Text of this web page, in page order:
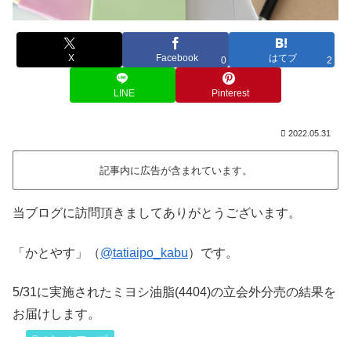
X Facebook 0 はてブ 2
LINE Pinterest
2022.05.31
記事内に広告が含まれています。
当ブログに訪問頂きましてありがとうございます。
「かとやす」（@tatiaipo_kabu）です。
5/31に実施されたミヨシ油脂(4404)の立会外分売の結果を
お届けします。